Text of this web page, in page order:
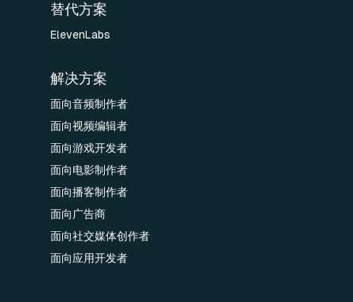
替代方案
ElevenLabs
解决方案
面向音频制作者
面向视频编辑者
面向游戏开发者
面向电影制作者
面向播客制作者
面向广告商
面向社交媒体创作者
面向应用开发者